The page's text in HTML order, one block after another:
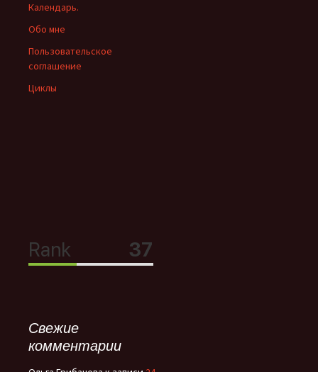
Календарь.
Обо мне
Пользовательское
соглашение
Циклы
Свежие
комментарии